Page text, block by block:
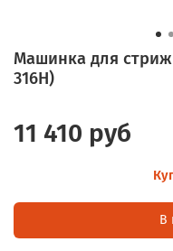
Машинка для
316H)
11 410 руб
В